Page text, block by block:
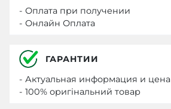
- Оплата при получении
- Онлайн Оплата
ГАРАНТИИ
- Актуальная информация и цена
- 100% оригінальний товар